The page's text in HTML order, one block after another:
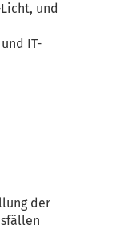
und
IT-
der